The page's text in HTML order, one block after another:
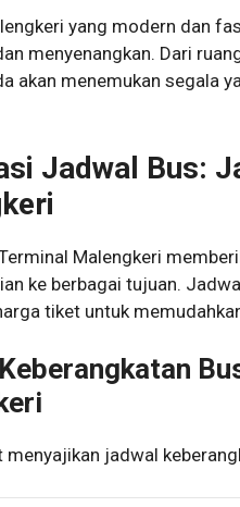
yang modern dan
menyenangkan. Dari
akan menemukan segala
Jadwal Bus:
Malengkeri
ke berbagai tujuan.
tiket untuk
menyajikan jadwal